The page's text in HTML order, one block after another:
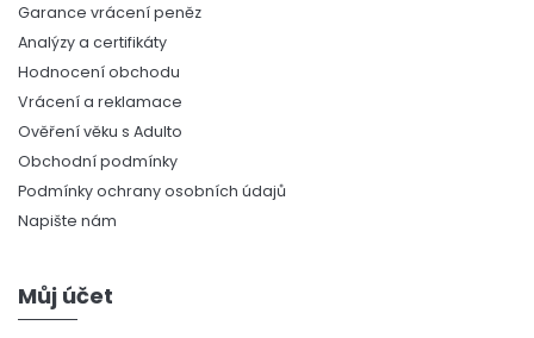
Garance vrácení peněz
Analýzy a certifikáty
Hodnocení obchodu
Vrácení a reklamace
Ověření věku s Adulto
Obchodní podmínky
Podmínky ochrany osobních údajů
Napište nám
Můj účet